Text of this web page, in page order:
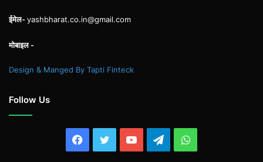
ईमेल-yashbharat.co.in@gmail.com
मोबाइल -
Design & Manged By Tapti Finteck
Follow Us
Facebook
TwitterYouTubeTelegramWhatsApp